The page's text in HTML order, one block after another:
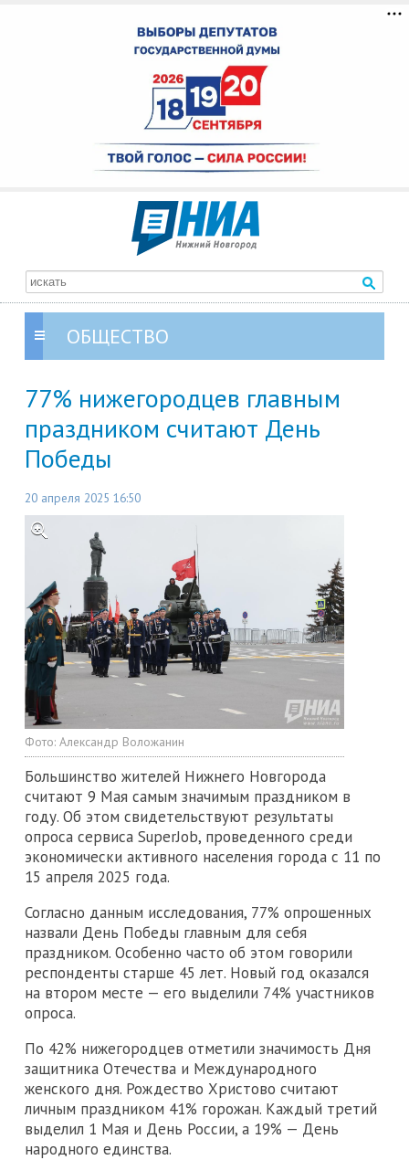
ОБЩЕСТВО
77% нижегородцев главным
праздником считают День
Победы
20 апреля 2025 16:50
Фото: Александр Воложанин
Большинство жителей Нижнего Новгорода
считают 9 Мая самым значимым праздником в
году. Об этом свидетельствуют результаты
опроса сервиса SuperJob, проведенного среди
экономически активного населения города с 11 по
15 апреля 2025 года.
Согласно данным исследования, 77% опрошенных
назвали День Победы главным для себя
праздником. Особенно часто об этом говорили
респонденты старше 45 лет. Новый год оказался
на втором месте — его выделили 74% участников
опроса.
По 42% нижегородцев отметили значимость Дня
защитника Отечества и Международного
женского дня. Рождество Христово считают
личным праздником 41% горожан. Каждый третий
выделил 1 Мая и День России, а 19% — День
народного единства.